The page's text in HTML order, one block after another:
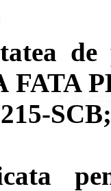
de
FATA
SCB;